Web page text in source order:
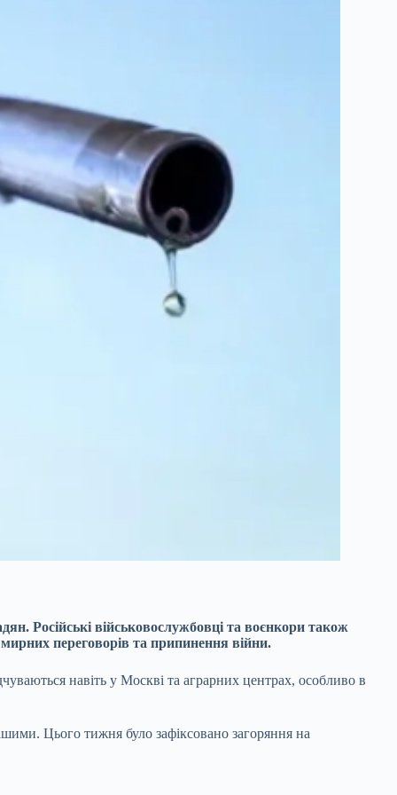
Російські військовослужбовці та воєнкори також
переговорів та припинення війни.
навіть у Москві та аграрних центрах, особливо в
Цього тижня було зафіксовано загоряння на